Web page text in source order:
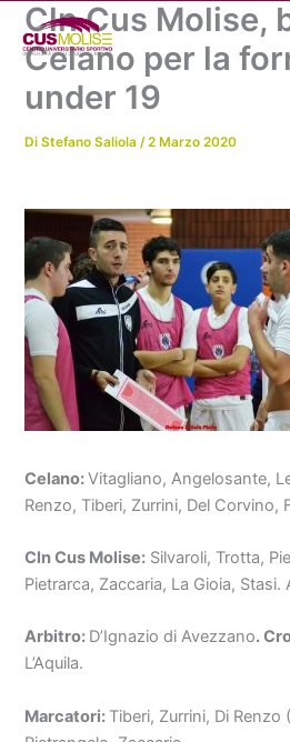
contenuto
Cln Cus Molise,
Celano per la
under 19
DiStefano Saliola/2 Marzo 2020
Celano:Vitagliano, Angelosante,
Renzo, Tiberi, Zurrini, Del Corvino,
Cln Cus Molise: Silvaroli, Trotta,
Pietrarca, Zaccaria, La Gioia, Stasi.
Arbitro: D’Ignazio di Avezzano.
L’Aquila.
Marcatori: Tiberi, Zurrini, Di Renzo